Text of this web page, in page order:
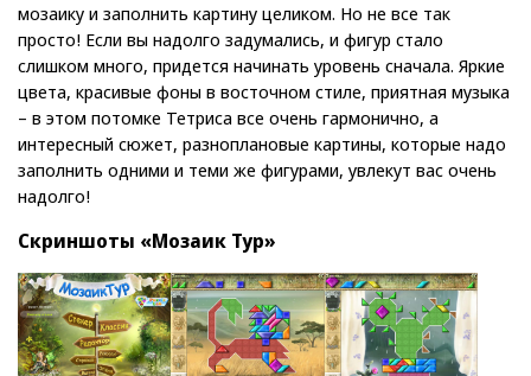
мозаику и заполнить картину целиком. Но не все так
просто! Если вы надолго задумались, и фигур стало
слишком много, придется начинать уровень сначала. Яркие
цвета, красивые фоны в восточном стиле, приятная музыка
– в этом потомке Тетриса все очень гармонично, а
интересный сюжет, разноплановые картины, которые надо
заполнить одними и теми же фигурами, увлекут вас очень
надолго!
Скриншоты «Мозаик Тур»